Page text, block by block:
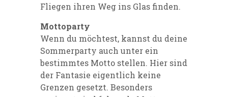
Fliegen ihren Weg ins Glas finden.
Mottoparty
Wenn du möchtest, kannst du deine
Sommerparty auch unter ein
bestimmtes Motto stellen. Hier sind
der Fantasie eigentlich keine
Grenzen gesetzt. Besonders